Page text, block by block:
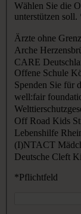
Wählen Sie die
unterstützen soll.
Ärzte ohne
Arche
CARE
Offene Schule
Spenden Sie für
well:fair
Off Road Kids
Lebenshilfe
(I)NTACT
Deutsche Cleft
*Pflichtfeld